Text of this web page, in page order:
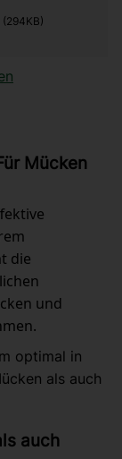
294KB
Mücken
die
und
optimal in
als auch
auch